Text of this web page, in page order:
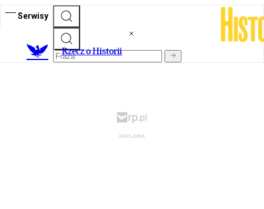
Serwisy
Rzecz o Historii